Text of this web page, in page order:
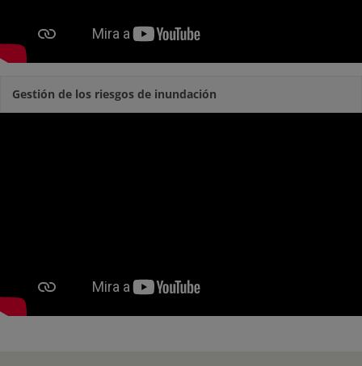
Gestión de los riesgos de inundación